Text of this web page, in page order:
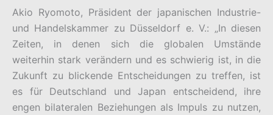
Akio Ryomoto, Präsident der japanischen Industrie-
und Handelskammer zu Düsseldorf e. V.: „In diesen
Zeiten, in denen sich die globalen Umstände
weiterhin stark verändern und es schwierig ist, in die
Zukunft zu blickende Entscheidungen zu treffen, ist
es für Deutschland und Japan entscheidend, ihre
engen bilateralen Beziehungen als Impuls zu nutzen,